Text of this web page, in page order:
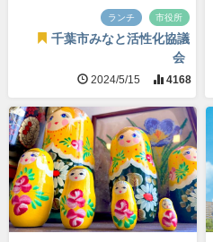
ランチ 市役所
千葉市みなと活性化協議
会
2024/5/15 4168